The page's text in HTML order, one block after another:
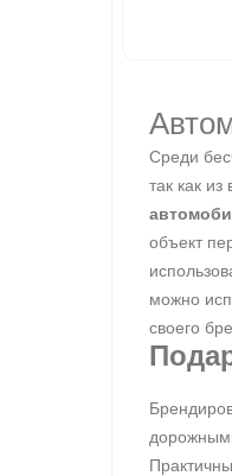
Среди
так как
объект
можно
своего